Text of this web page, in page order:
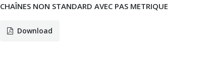
CHAÎNES NON STANDARD AVEC PAS METRIQUE
Download